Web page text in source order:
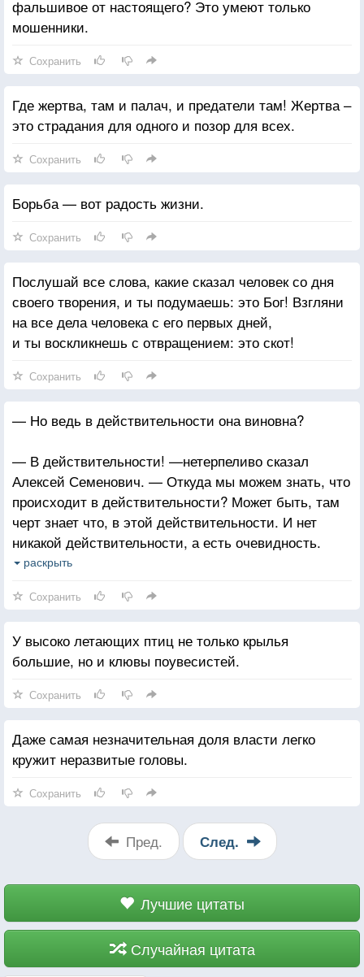
фальшивое от настоящего? Это умеют только
мошенники.
Сохранить
Где жертва, там и палач, и предатели там! Жертва –
это страдания для одного и позор для всех.
Сохранить
Борьба — вот радость жизни.
Сохранить
Послушай все слова, какие сказал человек со дня
своего творения, и ты подумаешь: это Бог! Взгляни
на все дела человека с его первых дней,
и ты воскликнешь с отвращением: это скот!
Сохранить
— Но ведь в действительности она виновна?
— В действительности! —нетерпеливо сказал
Алексей Семенович. — Откуда мы можем знать, что
происходит в действительности? Может быть, там
черт знает что, в этой действительности. И нет
никакой действительности, а есть очевидность.
....
действительность оставьте, нет никакой
действительности. Действительность! Ах, чудак,
чудак!
раскрыть
Сохранить
У высоко летающих птиц не только крылья
большие, но и клювы поувесистей.
Сохранить
Даже самая незначительная доля власти легко
кружит неразвитые головы.
Сохранить
Пред. След.
Лучшие цитаты
Случайная цитата